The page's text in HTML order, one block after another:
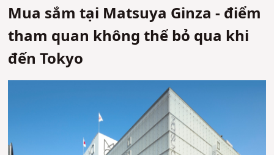
Mua sắm tại Matsuya Ginza - điểm
tham quan không thể bỏ qua khi
đến Tokyo